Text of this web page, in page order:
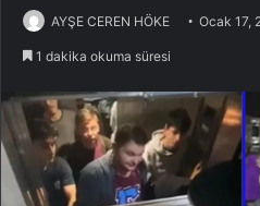
AYŞE CEREN HÖKE Ocak 17,
1 dakika okuma süresi